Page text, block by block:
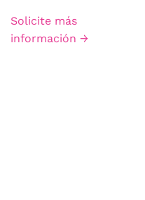
Solicite más
información →